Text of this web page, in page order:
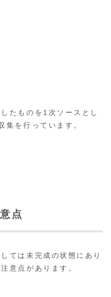
たものを1次ソースとし
集を行っています。
点
ては未完成の状態にあり
意点があります。